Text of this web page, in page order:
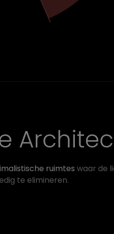
ruimtes waar de
te elimineren.